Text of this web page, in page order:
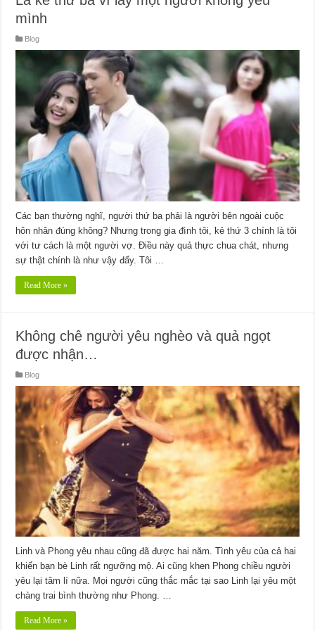
mình
Blog
Các bạn thường nghĩ, người thứ ba phải là người bên ngoài cuộc
hôn nhân đúng không? Nhưng trong gia đình tôi, kẻ thứ 3 chính là tôi
với tư cách là một người vợ. Điều này quả thực chua chát, nhưng
sự thật chính là như vậy đấy. Tôi …
Read More »
Không chê người yêu nghèo và quả ngọt
được nhận…
Blog
Linh và Phong yêu nhau cũng đã được hai năm. Tình yêu của cả hai
khiến bạn bè Linh rất ngưỡng mộ. Ai cũng khen Phong chiều người
yêu lại tâm lí nữa. Mọi người cũng thắc mắc tại sao Linh lại yêu một
chàng trai bình thường như Phong. …
Read More »